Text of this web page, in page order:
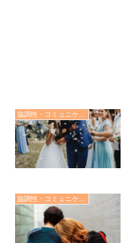
協調性・コミュニケーション・人間関係の心理学